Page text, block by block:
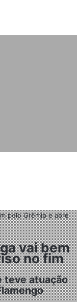
pelo Grêmio e abre
vai bem
no fim
teve atuação